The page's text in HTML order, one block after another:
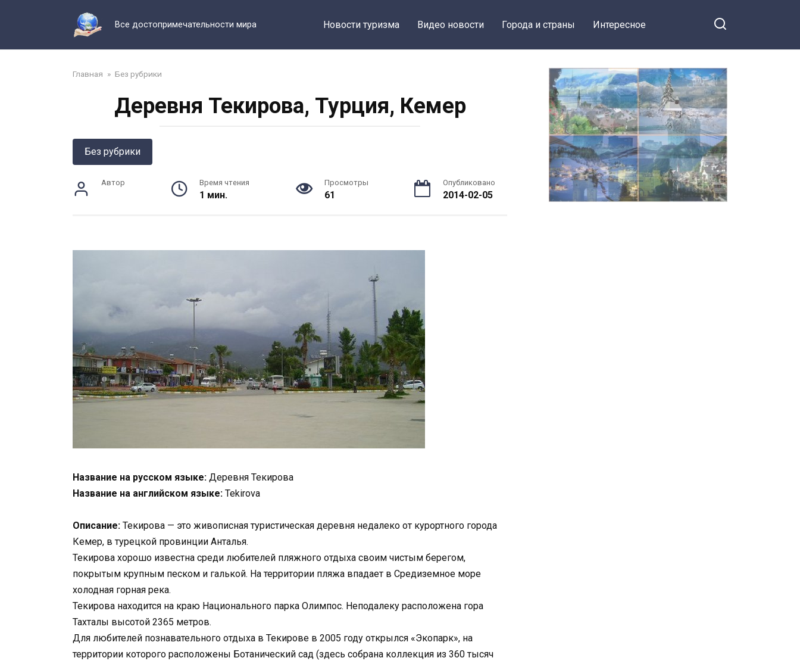
Все достопримечательности мира Новости туризма Видео новости Города и страны Интересное
Главная » Без рубрики
Деревня Текирова, Турция, Кемер
Без рубрики
Автор Время чтения
1 мин.
Просмотры
61
Опубликовано
2014-02-05
Название на русском языке: Деревня Текирова
Название на английском языке: Tekirova
Описание: Текирова — это живописная туристическая деревня недалеко от курортного города
Кемер, в турецкой провинции Анталья.
Текирова хорошо известна среди любителей пляжного отдыха своим чистым берегом,
покрытым крупным песком и галькой. На территории пляжа впадает в Средиземное море
холодная горная река.
Текирова находится на краю Национального парка Олимпос. Неподалеку расположена гора
Тахталы высотой 2365 метров.
Для любителей познавательного отдыха в Текирове в 2005 году открылся «Экопарк», на
территории которого расположены Ботанический сад (здесь собрана коллекция из 360 тысяч